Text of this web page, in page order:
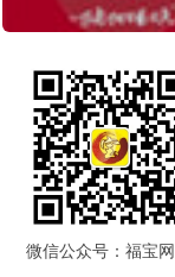
微信公众号：福宝网